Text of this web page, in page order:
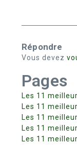
Répondre
Vous devez
Pages
Les 11
Les 11
Les 11
Les 11
Les 11